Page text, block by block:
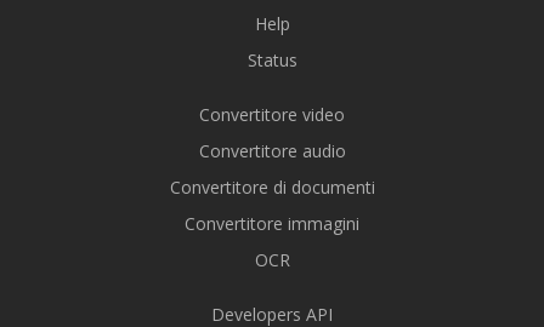
Help
Status
Convertitore video
Convertitore audio
Convertitore di documenti
Convertitore immagini
OCR
Developers API